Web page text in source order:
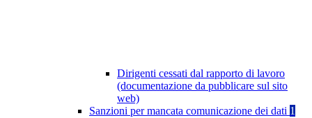
Dirigenti cessati dal rapporto di lavoro
(documentazione da pubblicare sul sito
web)
Sanzioni per mancata comunicazione dei dati 1